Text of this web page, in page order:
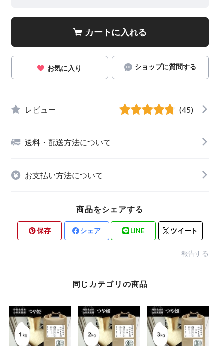
カートに入れる
お気に入り ショップに質問する
レビュー (45)
送料・配送方法について
お支払い方法について
商品をシェアする
保存 シェア LINE ツイート
報告する
同じカテゴリの商品